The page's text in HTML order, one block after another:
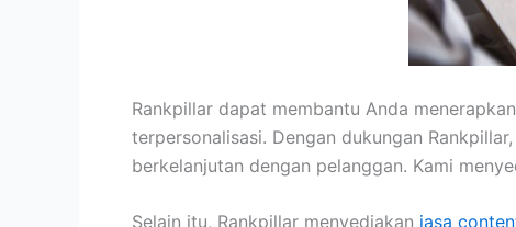
Rankpillar dapat membantu Anda
terpersonalisasi. Dengan dukungan
berkelanjutan dengan pelanggan. Kami
Selain itu, Rankpillar menyediakan jasa